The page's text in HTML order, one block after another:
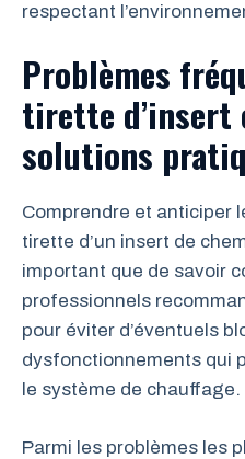
respectant
Problèmes
tirette d’insert
solutions
Comprendre et anticiper
tirette d’un insert de
important que de savoir
professionnels
pour éviter d’éventuels
dysfonctionnements qui
le système de chauffage.
Parmi les problèmes les